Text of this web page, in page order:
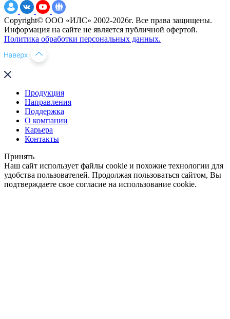
Copyright© ООО «ИЛС» 2002-2026г. Все права защищены.
Информация на сайте не является публичной офертой.
Политика обработки персональных данных.
Продукция
Направления
Поддержка
О компании
Карьера
Контакты
Принять
Наш сайт использует файлы cookie и похожие технологии для
удобства пользователей. Продолжая пользоваться сайтом, Вы
подтверждаете свое согласие на использование cookie.